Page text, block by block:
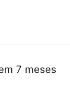
7 meses